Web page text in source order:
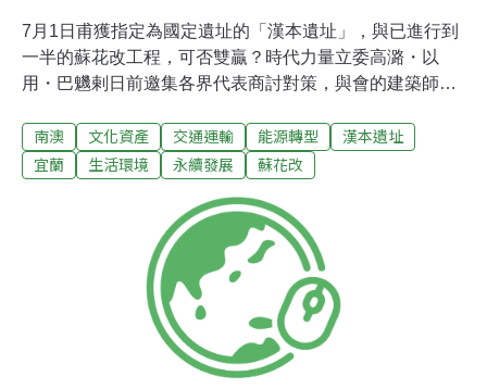
7月1日甫獲指定為國定遺址的「漢本遺址」，與已進行到
一半的蘇花改工程，可否雙贏？時代力量立委高潞・以
用・巴魕剌日前邀集各界代表商討對策，與會的建築師與
對於升格國定遺址後的改變，交通部與文化部提出最新對
策。文化部指出，未來涉及下挖與擾動，均需經審議會審
案，寧可多花點時間，多花點錢，讓珍貴遺址全區保留。
漢本寬400公尺 長跨距橋樑可避免橋墩破化遺址「台9線
蘇花公路山區路段改善計畫」（簡稱蘇花改）工程2011年
動工，2012年在宜蘭南澳意外挖掘到漢本遺址遺跡。之後
展開考古工作，先後挖出第一期文化層（距今1200年至
1600年）與第二期文化層（距今1650年至1800年）。今
年3月宜蘭縣指定為縣定遺址，7月文化部指定為國定遺
南澳 文化資產 交通運輸 能源轉型
漢本遺址
宜蘭
生活環境 永續發展 蘇花改